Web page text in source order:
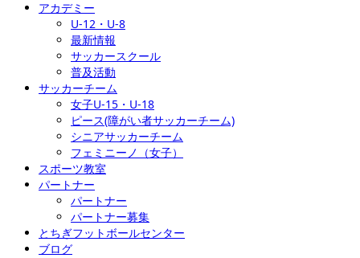
アカデミー
U-12・U-8
最新情報
サッカースクール
普及活動
サッカーチーム
女子U-15・U-18
ピース(障がい者サッカーチーム)
シニアサッカーチーム
フェミニーノ（女子）
スポーツ教室
パートナー
パートナー
パートナー募集
とちぎフットボールセンター
ブログ